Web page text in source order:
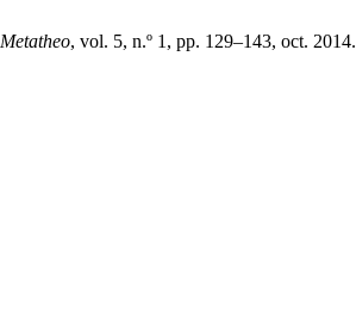
Metatheo, vol. 5, n.º 1, pp. 129–143, oct. 2014.